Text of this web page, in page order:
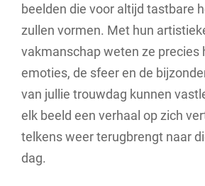
beelden die voor altijd tastbare
zullen vormen. Met hun
vakmanschap weten ze precies
emoties, de sfeer en de
van jullie trouwdag kunnen
elk beeld een verhaal op zich
telkens weer terugbrengt naar
dag.